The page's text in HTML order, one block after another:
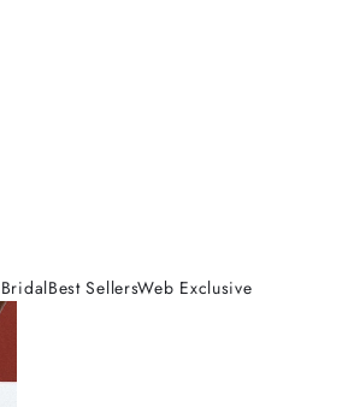
BridalBest SellersWeb Exclusive